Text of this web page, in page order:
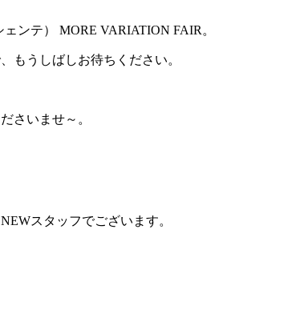
ンテ） MORE VARIATION FAIR。
もうしばしお待ちください。
さいませ～。
スタッフでございます。